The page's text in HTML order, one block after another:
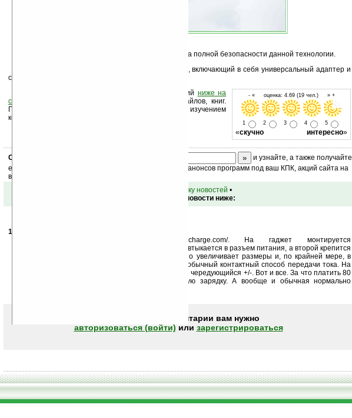
Производитель также акцентирует внимание на полной безопасности данной технологии.
Приобрести набор для беспроводной зарядки, включающий в себя универсальный адаптер и
собственно коврик, можно по цене $79.99
- « оценка: 4.69 (19 чел.) » +
1 2 3 4 5
«скучно интересно»
Оцените новость и оставьте свой комментарий ниже на
странице
на рассылку новостей, файлов, книг.
Поддержите Ладошки своей посещаемостью, изучением
коммерческой информации, ссылками.
Скоро
и узнайте, а также получайте
ежедневный или еженедельный дайджест новостей, анонсов программ под ваш КПК, акций сайта на
ваш почтовый ящик.
вернуться к списку новостей •
Обсуждение этой новости ниже:
14.04.2009
Довольно лажевая штука http://www.wildcharge.com/. На гаджет монтируется
(приклеивается)адаптер, который одной стороной втыкается в разъем питания, а второй крепится
на тыльной стороне гаджета. Все это существенно увеличивает размеры и, по крайней мере, в
родной чехол уже не положишь. Кроме этого, это обычный контактный способ передачи тока. На
адаптере четыре контактные площадки, на коврике чередующийся +/-. Вот и все. За что платить 80
гринов не понятно. Проще сделать индукционную зарядку. А вообще и обычная нормально
Чтобы писать комментарии вам нужно
авторизоваться (войти) или зарегистрироваться